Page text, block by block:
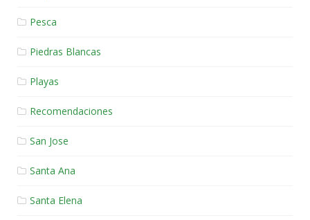
Pesca
Piedras Blancas
Playas
Recomendaciones
San Jose
Santa Ana
Santa Elena